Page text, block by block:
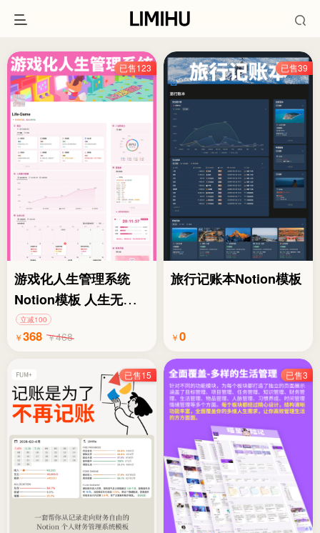
已售123
游戏化人生管理系统
Notion模板 人生无限游
戏GameLifeOS
立减100
￥368 ￥468
已售39
旅行记账本Notion模板
￥0
已售15 已售3